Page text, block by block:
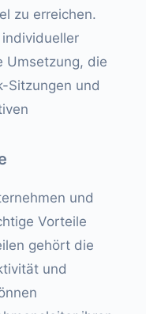
zu erreichen.
Umsetzung, die
Sitzungen und
und
Vorteile
gehört die
und